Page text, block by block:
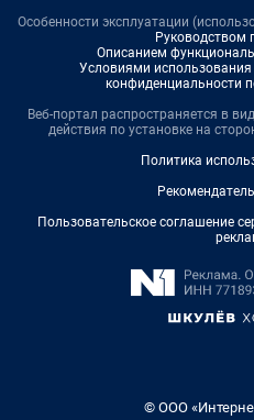
Особенности эксплуатации
Руководством
Описанием
Условиями использования
конфиденциальности
Веб-портал распространяется в
действия по установке на
Политика
Пользовательское соглашение
© ООО